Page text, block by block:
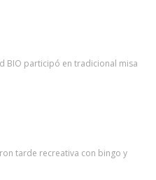
BIO participó en tradicional misa
tarde recreativa con bingo y